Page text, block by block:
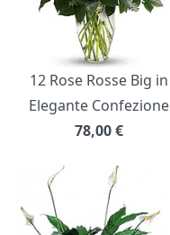
12 Rose Rosse Big in
Elegante Confezione
78,00€